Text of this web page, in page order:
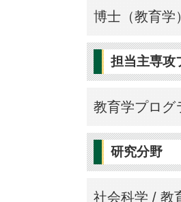
博士（教育
担当主専攻
教育学プログ
研究分野
社会科学 / 教